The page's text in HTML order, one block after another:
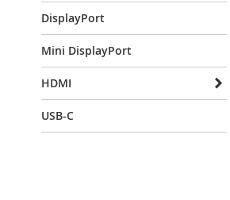
DisplayPort
Mini DisplayPort
HDMI
USB-C